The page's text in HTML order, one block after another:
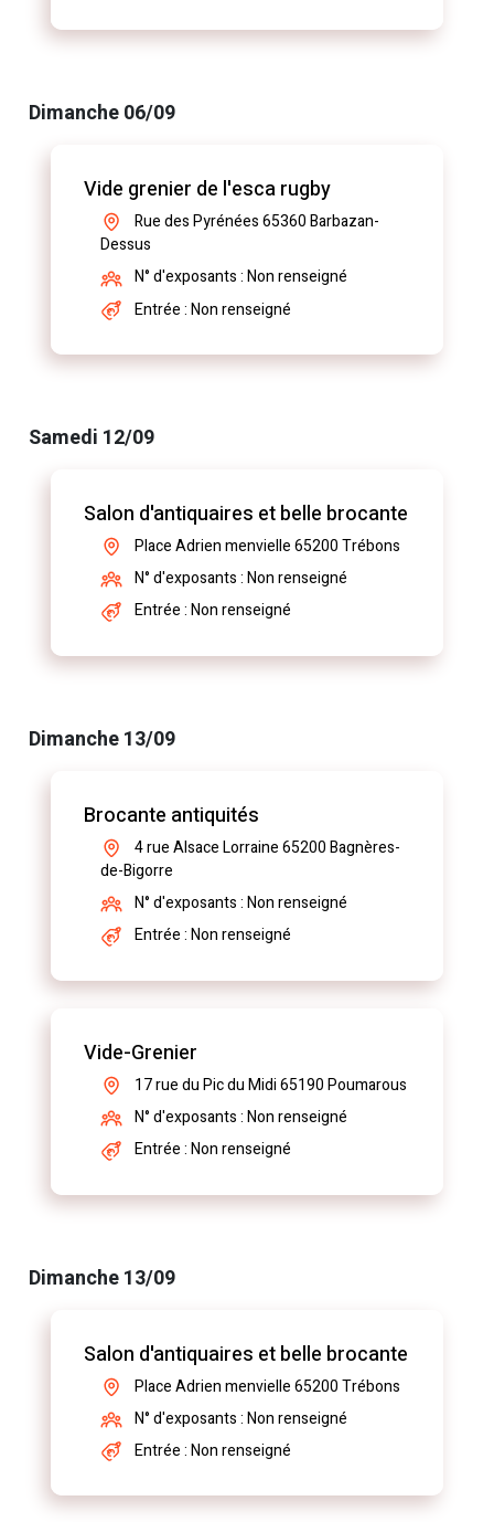
Dimanche 06/09
Vide grenier de l'esca rugby
Rue des Pyrénées 65360 Barbazan-
Dessus
N° d'exposants : Non renseigné
Entrée : Non renseigné
Samedi 12/09
Salon d'antiquaires et belle brocante
Place Adrien menvielle 65200 Trébons
N° d'exposants : Non renseigné
Entrée : Non renseigné
Dimanche 13/09
Brocante antiquités
4 rue Alsace Lorraine 65200 Bagnères-
de-Bigorre
N° d'exposants : Non renseigné
Entrée : Non renseigné
Vide-Grenier
17 rue du Pic du Midi 65190 Poumarous
N° d'exposants : Non renseigné
Entrée : Non renseigné
Dimanche 13/09
Salon d'antiquaires et belle brocante
Place Adrien menvielle 65200 Trébons
N° d'exposants : Non renseigné
Entrée : Non renseigné